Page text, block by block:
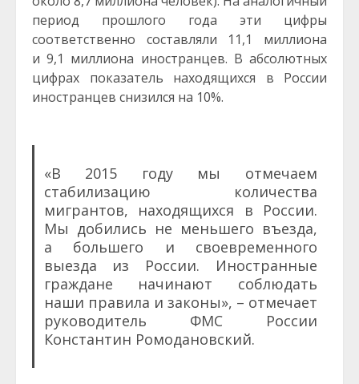
период прошлого года эти цифры
соответственно составляли 11,1 миллиона
и 9,1 миллиона иностранцев. В абсолютных
цифрах показатель находящихся в России
иностранцев снизился на 10%.
«В 2015 году мы отмечаем
стабилизацию количества
мигрантов, находящихся в России.
Мы добились не меньшего въезда,
а большего и своевременного
выезда из России. Иностранные
граждане начинают соблюдать
наши правила и законы», – отмечает
руководитель ФМС России
Константин Ромодановский.